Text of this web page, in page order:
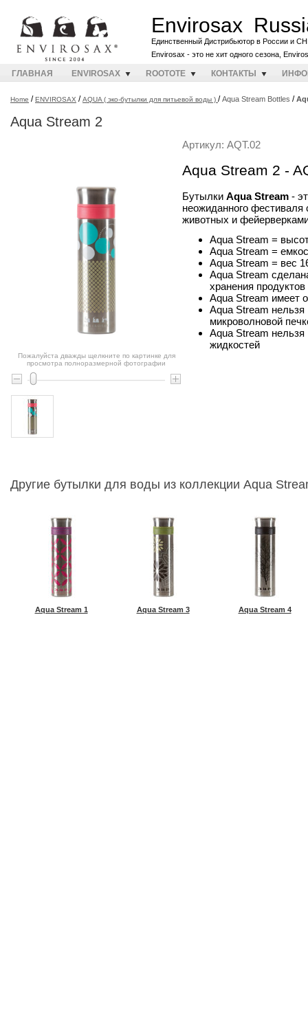
Envirosax
Единственный Дистрибьютор в России и
Envirosax - это не хит одного сезона,
ГЛАВНАЯ ENVIROSAX ROOTOTE КОНТАКТЫ
Home /ENVIROSAX /AQUA ( эко-бутылки для питьевой воды ) /Aqua Stream Bottles /
Aqua Stream 2
Пожалуйста дважды щелкните по картинке для
просмотра полноразмерной фотографии
Артикул: AQT.02
Aqua Stream 2 -
Бутылки Aqua Stream -
неожиданного
животных и
Aqua Stream =
Aqua Stream =
Aqua Stream = вес
Aqua Stream
хранения продуктов
Aqua Stream имеет
Aqua Stream
микроволновой
Aqua Stream нельзя
жидкостей
Другие бутылки для воды из коллекции Aqua
Aqua Stream 1 Aqua Stream 3 Aqua Stream 4